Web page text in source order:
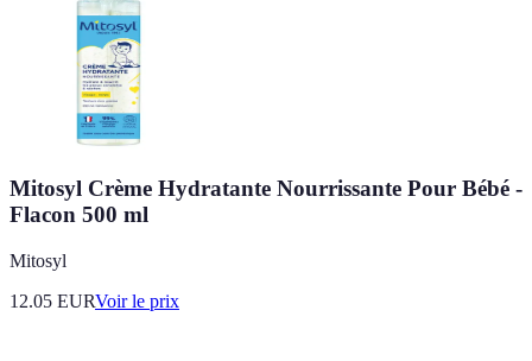
Mitosyl Crème Hydratante Nourrissante Pour Bébé -
Flacon 500 ml
Mitosyl
12.05 EURVoir le prix